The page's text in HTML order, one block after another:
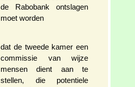
de Rabobank ontslagen
moet worden
dat de tweede kamer een
commissie van wijze
mensen dient aan te
stellen, die potentiele